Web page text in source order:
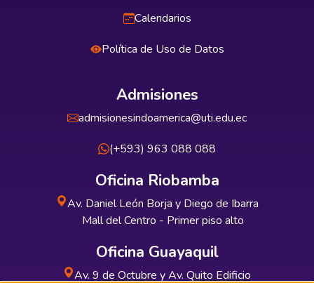
Calendarios
Política de Uso de Datos
Admisiones
admisionesindoamerica@uti.edu.ec
(+593) 963 088 088
Oficina Riobamba
Av. Daniel León Borja y Diego de Ibarra
Mall del Centro - Primer piso alto
Oficina Guayaquil
Av. 9 de Octubre y Av. Quito Edificio